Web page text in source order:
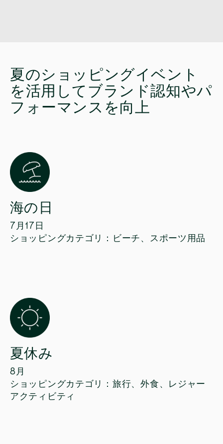
夏のショッピングイベント
を活用してブランド認知やパ
フォーマンスを向上
海の日
7月17日
ショッピングカテゴリ：ビーチ、スポーツ用品
夏休み
8月
ショッピングカテゴリ：旅行、外食、レジャー
アクティビティ